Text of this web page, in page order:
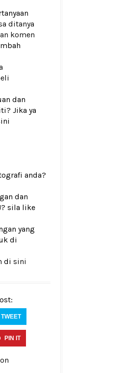
ditanya
komen
dan
Jika ya
anda?
dan
sila like
yang
di
di sini
TWEET
PIN IT